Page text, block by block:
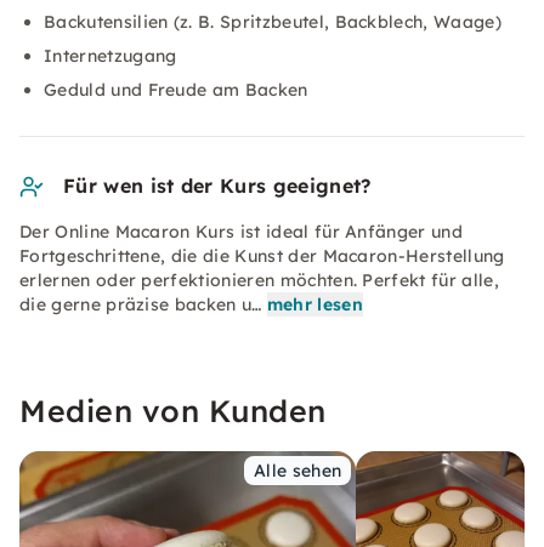
Backutensilien (z. B. Spritzbeutel, Backblech, Waage)
Internetzugang
Geduld und Freude am Backen
Für wen ist der Kurs geeignet?
Der Online Macaron Kurs ist ideal für Anfänger und
Fortgeschrittene, die die Kunst der Macaron-Herstellung
erlernen oder perfektionieren möchten. Perfekt für alle,
die gerne präzise backen u… mehr lesen
Medien von Kunden
Alle sehen